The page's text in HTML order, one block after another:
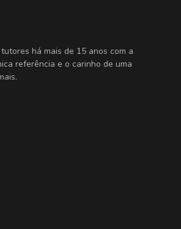
há mais de 15 anos com a
referência e o carinho de uma